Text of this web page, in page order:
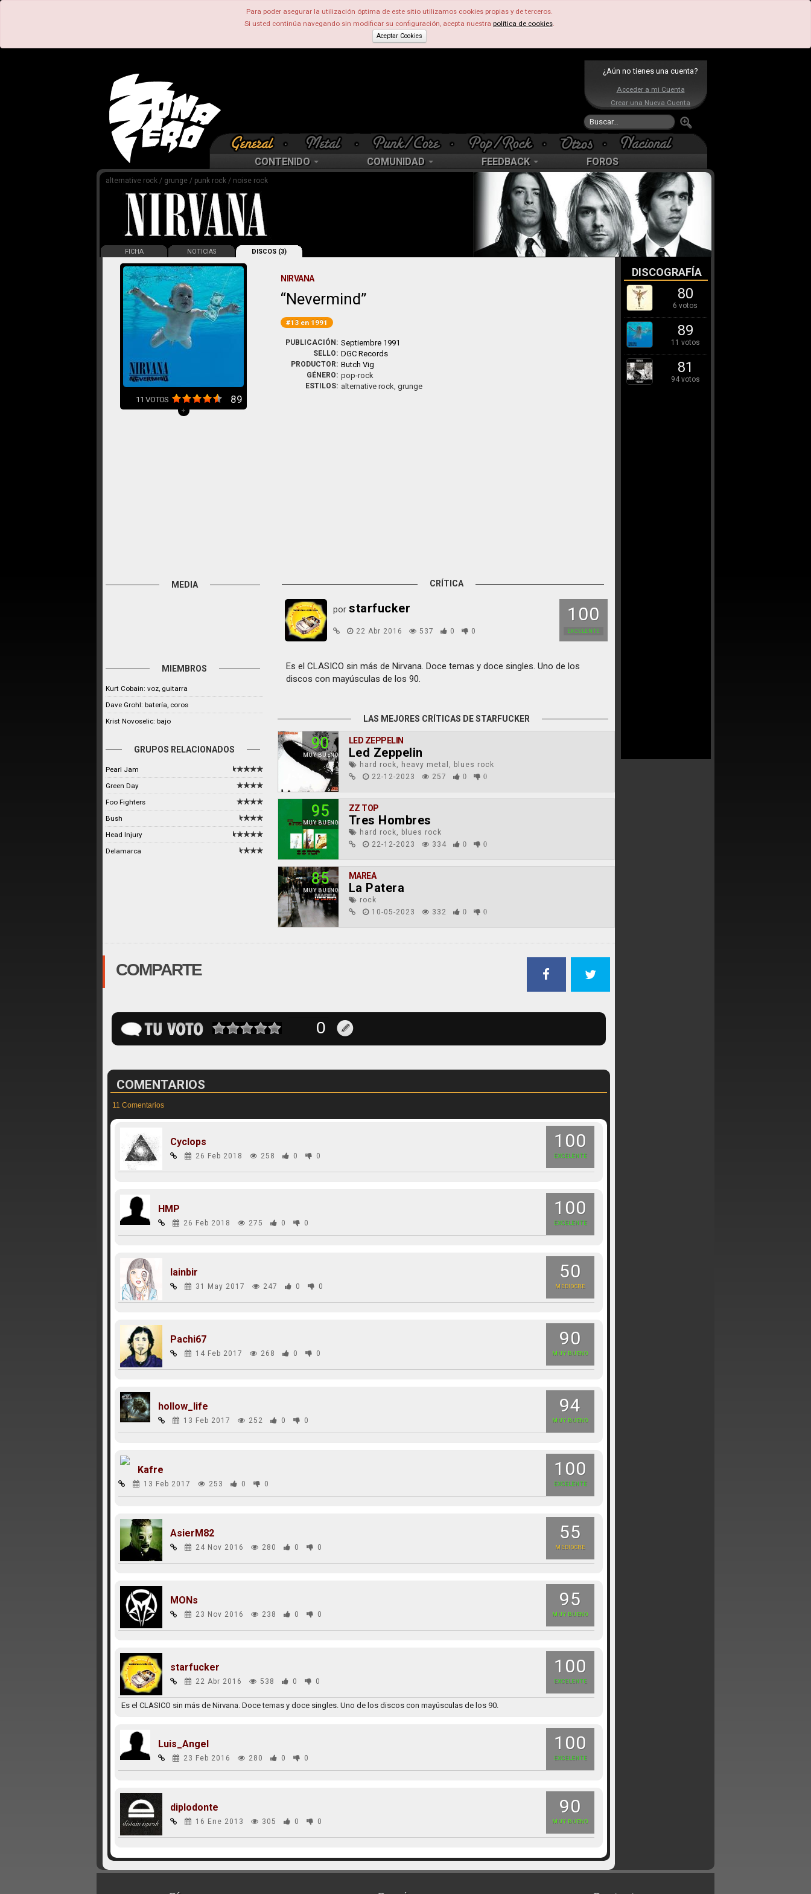
Para poder asegurar la utilización óptima de este sitio utilizamos cookies propias y de terceros.
Si usted continúa navegando sin modificar su configuración, acepta nuestra política de cookies.
Aceptar Cookies
¿Aún no tienes una cuenta?
Acceder a mi Cuenta
Crear una Nueva Cuenta
CONTENIDO COMUNIDAD FEEDBACK FOROS
alternative rock / grunge / punk rock / noise rock
FICHA NOTICIAS DISCOS (3)
11 VOTOS 89
+
NIRVANA
Nevermind
#13 en 1991
PUBLICACIÓN: Septiembre 1991
SELLO: DGC Records
PRODUCTOR: Butch Vig
GÉNERO: pop-rock
ESTILOS: alternative rock, grunge
MEDIA
MIEMBROS
Kurt Cobain: voz, guitarra
Dave Grohl: batería, coros
Krist Novoselic: bajo
GRUPOS RELACIONADOS
Pearl Jam
Green Day
Foo Fighters
Bush
Head Injury
Delamarca
CRÍTICA
100
EXCELENTE
porstarfucker
22 Abr 2016 537 0 0
Es el CLASICO sin más de Nirvana. Doce temas y doce singles. Uno de los
discos con mayúsculas de los 90.
LAS MEJORES CRÍTICAS DE STARFUCKER
90
MUY BUENO
LED ZEPPELIN
Led Zeppelin
hard rock, heavy metal, blues rock
22-12-2023
257 0 0
95
MUY BUENO
ZZ TOP
Tres Hombres
hard rock, blues rock
22-12-2023
334 0 0
85
MUY BUENO
MAREA
La Patera
rock
10-05-2023
332 0 0
COMPARTE
COMENTARIOS
11 Comentarios
100
EXCELENTE
Cyclops
26 Feb 2018 258 0 0
100
EXCELENTE
HMP
26 Feb 2018 275 0 0
50
MEDIOCRE
lainbir
31 May 2017 247 0 0
90
MUY BUENO
Pachi67
14 Feb 2017 268 0 0
94
MUY BUENO
hollow_life
13 Feb 2017 252 0 0
100
EXCELENTE
Kafre
13 Feb 2017 253 0 0
55
MEDIOCRE
AsierM82
24 Nov 2016 280 0 0
95
MUY BUENO
MONs
23 Nov 2016 238 0 0
100
EXCELENTE
starfucker
22 Abr 2016 538 0 0
Es el CLASICO sin más de Nirvana. Doce temas y doce singles. Uno de los discos con mayúsculas de los 90.
100
EXCELENTE
Luis_Angel
23 Feb 2016 280 0 0
90
MUY BUENO
diplodonte
16 Ene 2013 305 0 0
DISCOGRAFÍA
80
6 votos
89
11 votos
81
94 votos